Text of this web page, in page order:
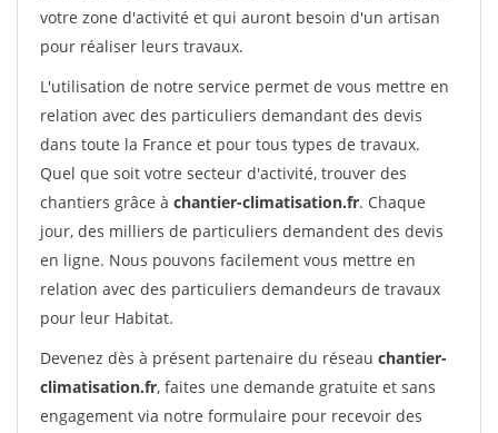
votre zone d'activité et qui auront besoin d'un artisan
pour réaliser leurs travaux.
L'utilisation de notre service permet de vous mettre en
relation avec des particuliers demandant des devis
dans toute la France et pour tous types de travaux.
Quel que soit votre secteur d'activité, trouver des
chantiers grâce à chantier-climatisation.fr. Chaque
jour, des milliers de particuliers demandent des devis
en ligne. Nous pouvons facilement vous mettre en
relation avec des particuliers demandeurs de travaux
pour leur Habitat.
Devenez dès à présent partenaire du réseau chantier-
climatisation.fr, faites une demande gratuite et sans
engagement via notre formulaire pour recevoir des